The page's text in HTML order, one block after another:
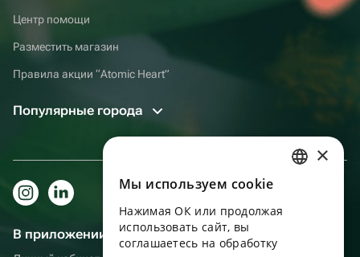
Центр помощи
Разместить магазин
Правила акции “Atomic Heart”
Популярные города
В приложении еще удобнее!
ENGLISH
UKRAINIAN
×
Мы используем сookie
Нажимая ОК или продолжая
использовать сайт, вы
соглашаетесь на обработку